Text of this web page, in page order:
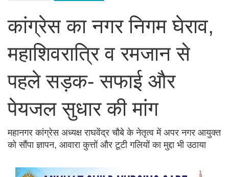
कांग्रेस का नगर निगम घेराव,
महाशिवरात्रि व रमजान से
पहले सड़क- सफाई और
पेयजल सुधार की मांग
महानगर कांग्रेस अध्यक्ष राघवेंद्र चौबे के नेतृत्व में अपर नगर आयुक्त
को सौंपा ज्ञापन, आवारा कुत्तों और टूटी गलियों का मुद्दा भी उठाया